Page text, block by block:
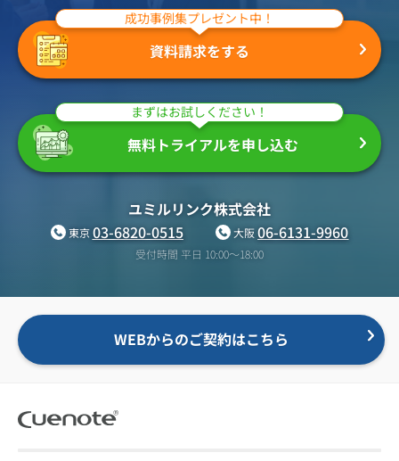
緊急参集・安否確認
（当社グループ企業）
デジタルマーケティング成功事例集プレゼント中！
資料請求をする
まずはお試しください！
無料トライアルを申し込む
ユミルリンク株式会社
東京03-6820-0515 大阪06-6131-9960
受付時間 平日 10:00〜18:00
WEBからのご契約はこちら